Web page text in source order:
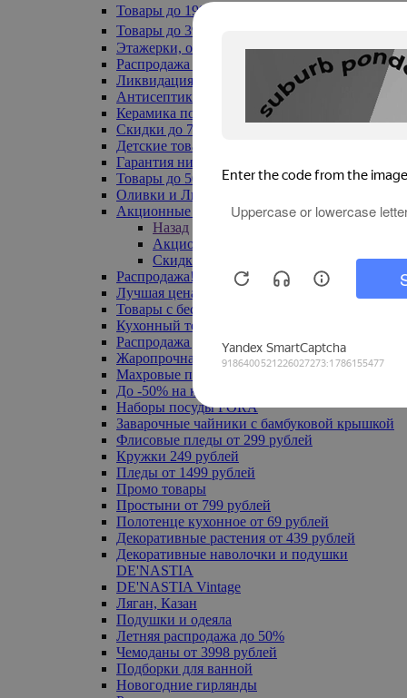
Товары до 199₽
Товары до 399₽
Этажерки, обувницы
Распродажа текстиля до -50%
Ликвидация до -70%
Антисептики
Керамика по 129 руб
Скидки до 70%
Детские товары
Гарантия низкой цены
Товары до 500 руб
Оливки и Лимоны
Акционные товары
Назад
Акционные товары
Скидка 20% по промокоду
Распродажа! Ульяновск до -70%
Лучшая цена
Товары с бесплатной доставкой
Кухонный текстиль
Распродажа до -50%
Жаропрочная посуда
Махровые полотенца
До -50% на ковры
Наборы посуды FORA
Заварочные чайники с бамбуковой крышкой
Флисовые пледы от 299 рублей
Кружки 249 рублей
Пледы от 1499 рублей
Промо товары
Простыни от 799 рублей
Полотенце кухонное от 69 рублей
Декоративные растения от 439 рублей
Декоративные наволочки и подушки
DE'NASTIA
DE'NASTIA Vintage
Ляган, Казан
Подушки и одеяла
Летняя распродажа до 50%
Чемоданы от 3998 рублей
Подборки для ванной
Новогодние гирлянды